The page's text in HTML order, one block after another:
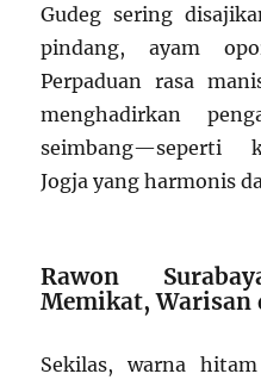
Gudeg sering
pindang, ayam
Perpaduan rasa
menghadirkan
seimbang—seperti
Jogja yang harmonis
Rawon
Memikat, Warisan
Sekilas, warna